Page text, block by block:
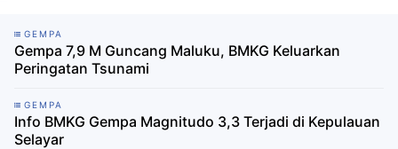
GEMPA
Gempa 7,9 M Guncang Maluku, BMKG Keluarkan
Peringatan Tsunami
GEMPA
Info BMKG Gempa Magnitudo 3,3 Terjadi di Kepulauan
Selayar